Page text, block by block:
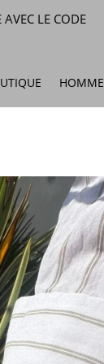
LE CODE
HOMME